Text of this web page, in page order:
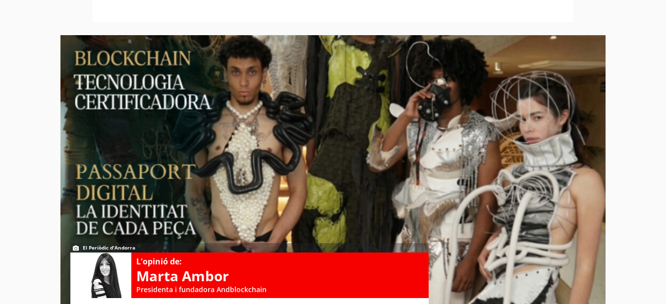
El Periòdic d'Andorra
L'opinió de:
Marta Ambor
Presidenta i fundadora Andblockchain